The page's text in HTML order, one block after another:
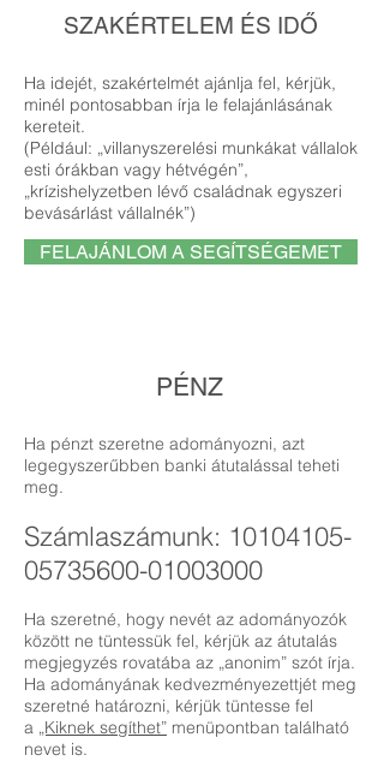
SZAKÉRTELEM ÉS IDŐ
Ha idejét, szakértelmét ajánlja fel, kérjük,
minél pontosabban írja le felajánlásának
kereteit.
(Például: „villanyszerelési munkákat vállalok
esti órákban vagy hétvégén”,
„krízishelyzetben lévő családnak egyszeri
bevásárlást vállalnék”)
FELAJÁNLOM A SEGÍTSÉGEMET
PÉNZ
Ha pénzt szeretne adományozni, azt
legegyszerűbben banki átutalással teheti
meg.
Számlaszámunk: 10104105-
05735600-01003000
Ha szeretné, hogy nevét az adományozók
között ne tüntessük fel, kérjük az átutalás
megjegyzés rovatába az „anonim” szót írja.
Ha adományának kedvezményezettjét meg
szeretné határozni, kérjük tüntesse fel
a „Kiknek segíthet” menüpontban található
nevet is.